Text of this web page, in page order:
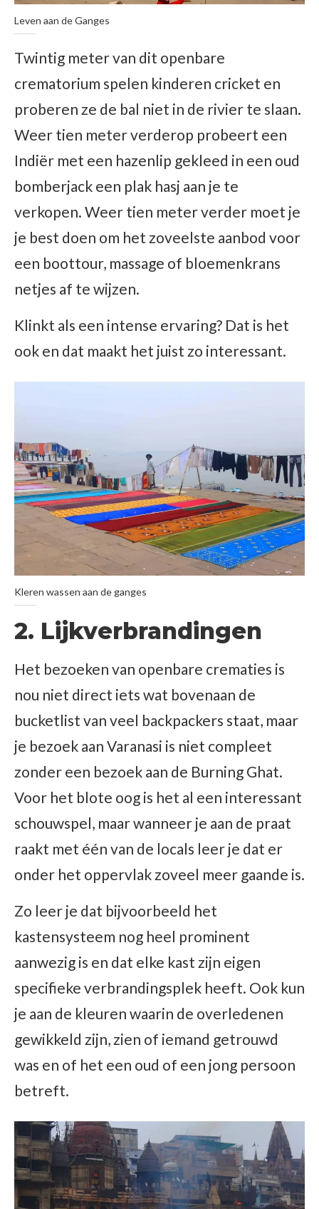
Leven aan de Ganges
Twintig meter van dit openbare
crematorium spelen kinderen cricket en
proberen ze de bal niet in de rivier te slaan.
Weer tien meter verderop probeert een
Indiër met een hazenlip gekleed in een oud
bomberjack een plak hasj aan je te
verkopen. Weer tien meter verder moet je
je best doen om het zoveelste aanbod voor
een boottour, massage of bloemenkrans
netjes af te wijzen.
Klinkt als een intense ervaring? Dat is het
ook en dat maakt het juist zo interessant.
Kleren wassen aan de ganges
2. Lijkverbrandingen
Het bezoeken van openbare crematies is
nou niet direct iets wat bovenaan de
bucketlist van veel backpackers staat, maar
je bezoek aan Varanasi is niet compleet
zonder een bezoek aan de Burning Ghat.
Voor het blote oog is het al een interessant
schouwspel, maar wanneer je aan de praat
raakt met één van de locals leer je dat er
onder het oppervlak zoveel meer gaande is.
Zo leer je dat bijvoorbeeld het
kastensysteem nog heel prominent
aanwezig is en dat elke kast zijn eigen
specifieke verbrandingsplek heeft. Ook kun
je aan de kleuren waarin de overledenen
gewikkeld zijn, zien of iemand getrouwd
was en of het een oud of een jong persoon
betreft.